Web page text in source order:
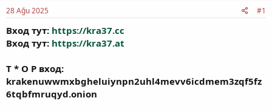
b
a
ş
a
a
n
ç
t
a
i
h
i
28 Ağu 2025 #1
Вход тут: https://kra37.cc
Вход тут: https://kra37.at
Т * О Р вход:
krakenuwwmxbgheluiynpn2uhl4mevv6icdmem3zqf5fz
6tqbfmruqyd.onion